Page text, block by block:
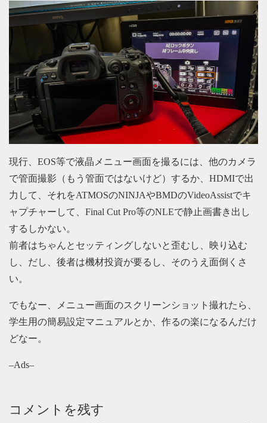
現行、EOS等で液晶メニュー画面を撮るには、他のカメラ
で管面撮影（もう管面ではないけど）するか、HDMIで出
力して、それをATMOSのNINJAやBMDのVideoAssistでキ
ャプチャーして、Final Cut Pro等のNLEで静止画書き出し
するしかない。
前者はちゃんとセッティングしないと歪むし、映り込む
し、だし、後者は機材投資が要るし、そのうえ面倒くさ
い。
でもなー、メニュー画面のスクリーンショット撮れたら、
学生用の簡易設定マニュアルとか、作るの楽になるんだけ
どなー。
–Ads–
コメントを残す